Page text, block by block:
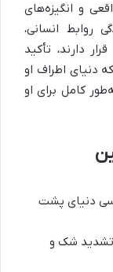
و انگیزه‌های
روابط انسانی،
دارند، تأکید
دنیای اطراف او
کامل برای او
دنیای پشت
تشدید شک و